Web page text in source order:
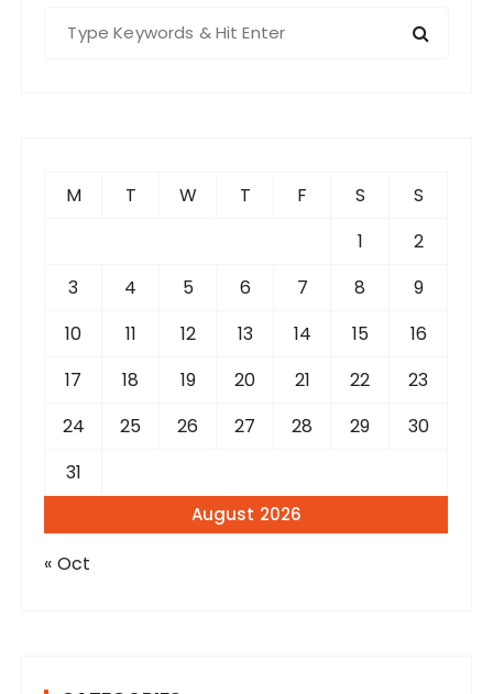
August 2026
M T W T F S
S
1
2
3
4 5 6 7 8
9
10
11 12 13 14 15
16
17
18 19 20 21 22
23
24
25 26 27 28 29
30
31
« Oct